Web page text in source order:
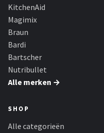
Nutribullet
KitchenBrothers
Philips
KitchenAid
Magimix
Braun
Bardi
Bartscher
Nutribullet
Alle merken →
SHOP
Alle categorieën